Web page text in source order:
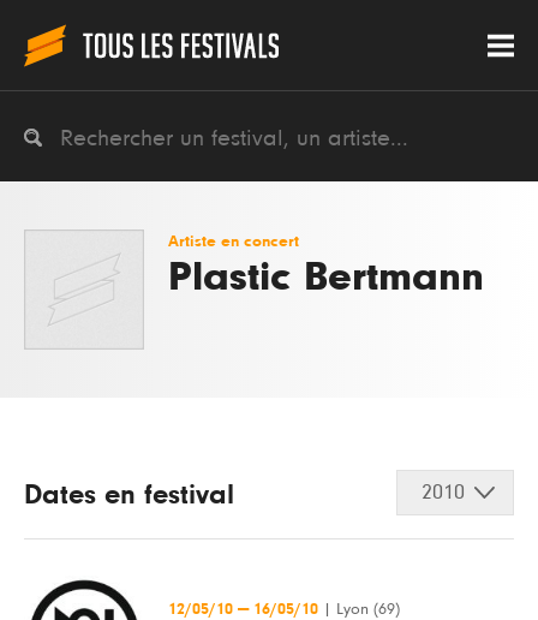
Artiste en concert
Plastic Bertmann
Dates en festival 2010
12/05/10 — 16/05/10 Lyon (69)